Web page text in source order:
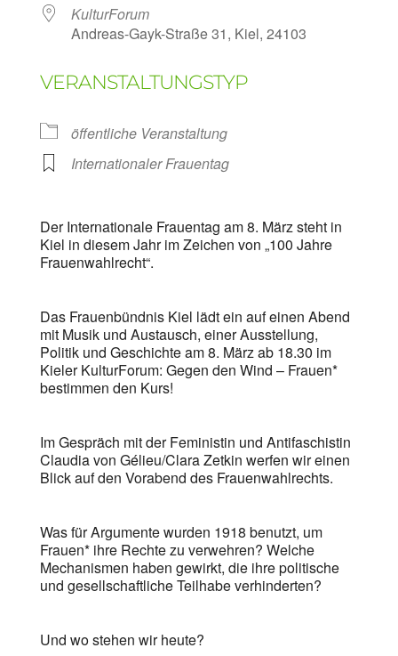
KulturForum
Andreas-Gayk-Straße 31, Kiel, 24103
VERANSTALTUNGSTYP
öffentliche Veranstaltung
Internationaler Frauentag
Der Internationale Frauentag am 8. März steht in
Kiel in diesem Jahr im Zeichen von „100 Jahre
Frauenwahlrecht“.
Das Frauenbündnis Kiel lädt ein auf einen Abend
mit Musik und Austausch, einer Ausstellung,
Politik und Geschichte am 8. März ab 18.30 im
Kieler KulturForum: Gegen den Wind – Frauen*
bestimmen den Kurs!
Im Gespräch mit der Feministin und Antifaschistin
Claudia von Gélieu/Clara Zetkin werfen wir einen
Blick auf den Vorabend des Frauenwahlrechts.
Was für Argumente wurden 1918 benutzt, um
Frauen* ihre Rechte zu verwehren? Welche
Mechanismen haben gewirkt, die ihre politische
und gesellschaftliche Teilhabe verhinderten?
Und wo stehen wir heute?